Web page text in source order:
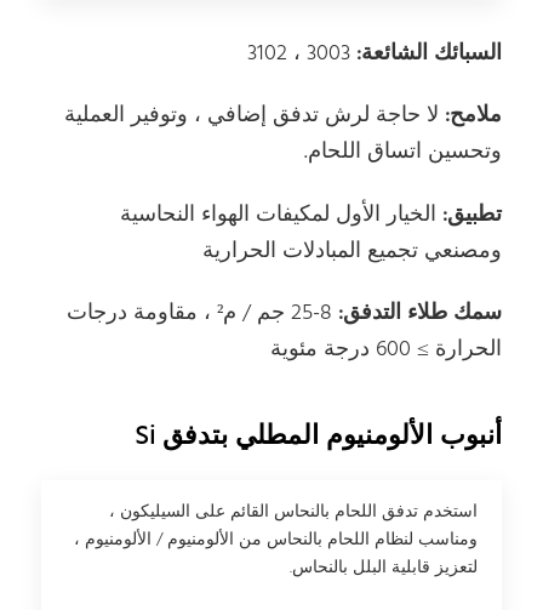
السبائك الشائعة: 3003 ، 3102
ملامح: لا حاجة لرش تدفق إضافي ، وتوفير العملية
وتحسين اتساق اللحام.
تطبيق: الخيار الأول لمكيفات الهواء النحاسية
ومصنعي تجميع المبادلات الحرارية
سمك طلاء التدفق:
8-25 جم / م² ، مقاومة درجات
الحرارة ≥ 600 درجة مئوية
أنبوب الألومنيوم المطلي بتدفق Si
استخدم تدفق اللحام بالنحاس القائم على السيليكون ،
ومناسب لنظام اللحام بالنحاس من الألومنيوم / الألومنيوم ،
لتعزيز قابلية البلل بالنحاس.